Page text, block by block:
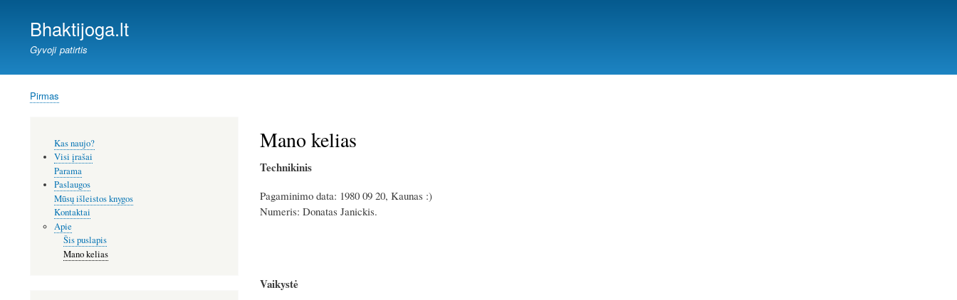
Bhaktijoga.lt
Gyvoji patirtis
Kelias
Pirmas
Mano kelias
Technikinis
Pagaminimo data: 1980 09 20, Kaunas :)
Numeris: Donatas Janickis.
Vaikystė
meniu
Kas naujo?
Visi įrašai
Parama
Paslaugos
Mūsų išleistos knygos
Kontaktai
Apie
Šis puslapis
Mano kelias